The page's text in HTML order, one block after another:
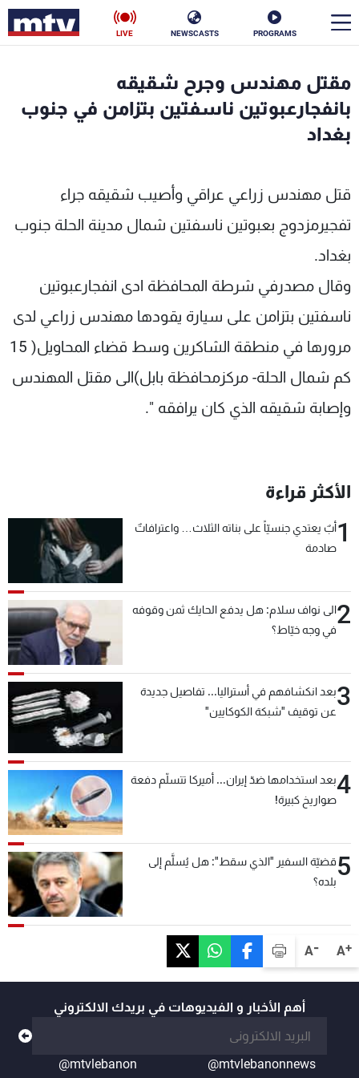
PROGRAMS
NEWSCASTS
LIVE
A+
A-
مقتل مهندس وجرح شقيقه
بانفجارعبوتين ناسفتين بتزامن في جنوب
بغداد
قتل مهندس زراعي عراقي وأصيب شقيقه جراء
تفجيرمزدوج بعبوتين ناسفتين شمال مدينة الحلة جنوب
بغداد.
وقال مصدرفي شرطة المحافظة ادى انفجارعبوتين
ناسفتين بتزامن على سيارة يقودها مهندس زراعي لدى
مرورها في منطقة الشاكرين وسط قضاء المحاويل( 15
كم شمال الحلة- مركزمحافظة بابل)الى مقتل المهندس
وإصابة شقيقه الذي كان يرافقه ".
الأكثر قراءة
1أبٌ يعتدي جنسيّاً على بناته الثلاث… واعترافاتٌ
صادمة
2الى نواف سلام: هل يدفع الحايك ثمن وقوفه
في وجه خيّاط؟
3بعد انكشافهم في أستراليا... تفاصيل جديدة
عن توقيف "شبكة الكوكايين"
4بعد استخدامها ضدّ إيران... أميركا تتسلّم دفعة
صواريخ كبيرة!
5قضيّة السفير "الذي سقط": هل يُسلَّم إلى
بلده؟
أهم الأخبار و الفيديوهات في بريدك الالكتروني
@mtvlebanonnews
@mtvlebanon
الأخبار
سياسة
منوعات رياضة
كأس العالم
جدول البرامج
شاهد البرامج
الترددات
لاعلاناتكم